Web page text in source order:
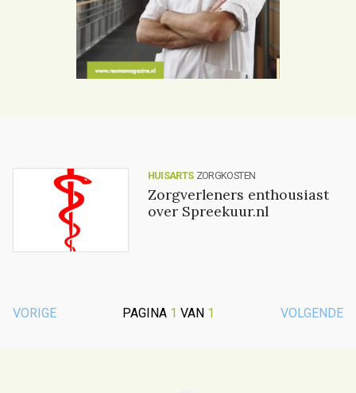
HUISARTS ZORGKOSTEN
Zorgverleners enthousiast
over Spreekuur.nl
VORIGE PAGINA 1 VAN 1 VOLGENDE